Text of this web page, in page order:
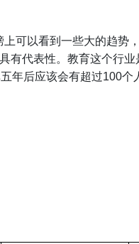
可以看到一些大的趋势
有代表性。教育这个行
年后应该会有超过100个